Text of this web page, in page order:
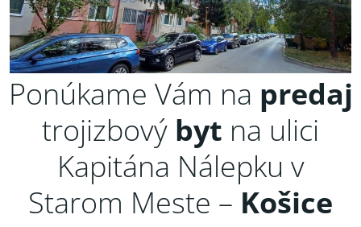
Ponúkame Vám na predaj
trojizbový byt na ulici
Kapitána Nálepku v
Starom Meste – Košice